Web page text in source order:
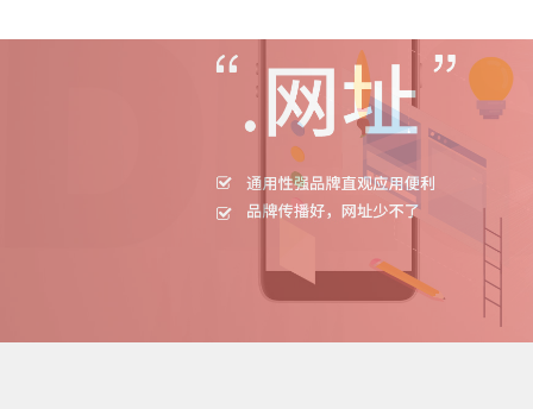
中文网址
域名注册
微商城
公众号搭建